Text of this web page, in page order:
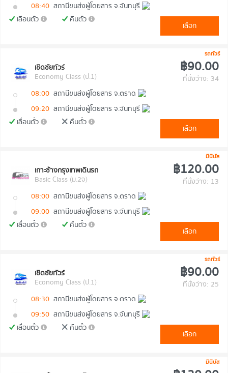
08:40 สถานีขนส่งผู้โดยสาร จ.จันทบุรี
เลื่อนตั๋ว
คืนตั๋ว
เลือก
รถทัวร์
เชิดชัยทัวร์
Economy Class (ป.1)
฿90.00
ที่นั่งว่าง: 34
08:00 สถานีขนส่งผู้โดยสาร จ.ตราด
09:20 สถานีขนส่งผู้โดยสาร จ.จันทบุรี
เลื่อนตั๋ว
คืนตั๋ว
เลือก
มินิบัส
เกาะช้างกรุงเทพเดินรถ
Basic Class (ม.2จ)
฿120.00
ที่นั่งว่าง: 13
08:00 สถานีขนส่งผู้โดยสาร จ.ตราด
09:00 สถานีขนส่งผู้โดยสาร จ.จันทบุรี
เลื่อนตั๋ว
คืนตั๋ว
เลือก
รถทัวร์
เชิดชัยทัวร์
Economy Class (ป.1)
฿90.00
ที่นั่งว่าง: 25
08:30 สถานีขนส่งผู้โดยสาร จ.ตราด
09:50 สถานีขนส่งผู้โดยสาร จ.จันทบุรี
เลื่อนตั๋ว
คืนตั๋ว
เลือก
มินิบัส